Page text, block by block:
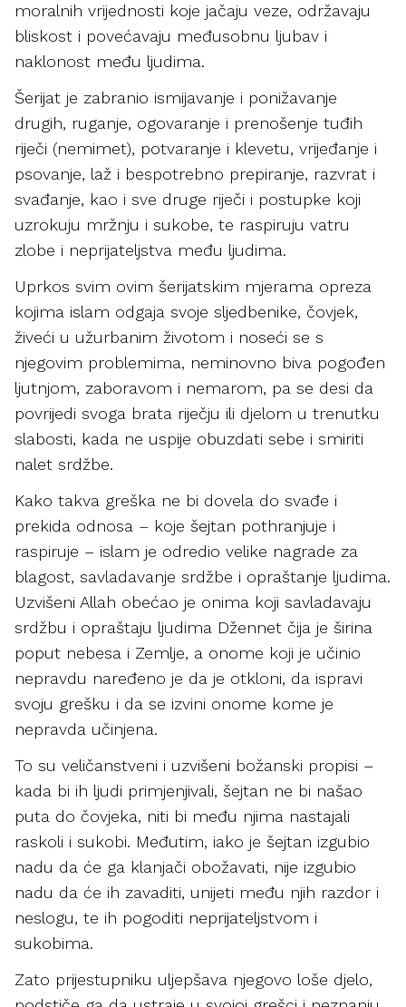
moralnih vrijednosti koje jačaju veze, održavaju
bliskost i povećavaju međusobnu ljubav i
naklonost među ljudima.
Šerijat je zabranio ismijavanje i ponižavanje
drugih, ruganje, ogovaranje i prenošenje tuđih
riječi (nemimet), potvaranje i klevetu, vrijeđanje i
psovanje, laž i bespotrebno prepiranje, razvrat i
svađanje, kao i sve druge riječi i postupke koji
uzrokuju mržnju i sukobe, te raspiruju vatru
zlobe i neprijateljstva među ljudima.
Uprkos svim ovim šerijatskim mjerama opreza
kojima islam odgaja svoje sljedbenike, čovjek,
živeći u užurbanim životom i noseći se s
njegovim problemima, neminovno biva pogođen
ljutnjom, zaboravom i nemarom, pa se desi da
povrijedi svoga brata riječju ili djelom u trenutku
slabosti, kada ne uspije obuzdati sebe i smiriti
nalet srdžbe.
Kako takva greška ne bi dovela do svađe i
prekida odnosa – koje šejtan pothranjuje i
raspiruje – islam je odredio velike nagrade za
blagost, savladavanje srdžbe i opraštanje ljudima.
Uzvišeni Allah obećao je onima koji savladavaju
srdžbu i opraštaju ljudima Džennet čija je širina
poput nebesa i Zemlje, a onome koji je učinio
nepravdu naređeno je da je otkloni, da ispravi
svoju grešku i da se izvini onome kome je
nepravda učinjena.
To su veličanstveni i uzvišeni božanski propisi –
kada bi ih ljudi primjenjivali, šejtan ne bi našao
puta do čovjeka, niti bi među njima nastajali
raskoli i sukobi. Međutim, iako je šejtan izgubio
nadu da će ga klanjači obožavati, nije izgubio
nadu da će ih zavaditi, unijeti među njih razdor i
neslogu, te ih pogoditi neprijateljstvom i
sukobima.
Zato prijestupniku uljepšava njegovo loše djelo,